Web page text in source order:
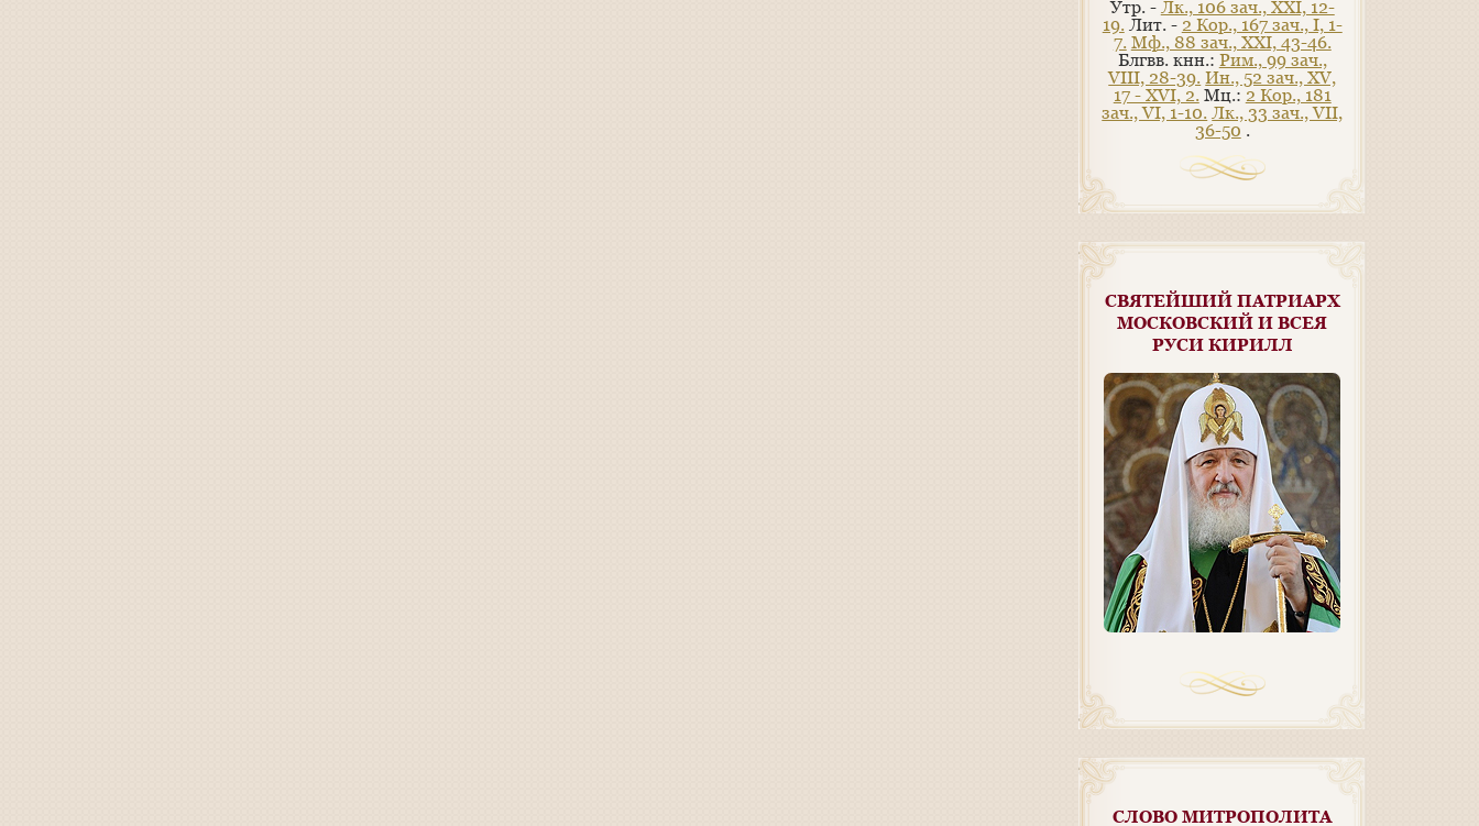
Утр. - Лк., 106 зач., XXI, 12-
19. Лит. - 2 Кор., 167 зач., I, 1-
7. Мф., 88 зач., XXI, 43-46.
Блгвв. кнн.: Рим., 99 зач.,
VIII, 28-39. Ин., 52 зач., XV,
17 - XVI, 2. Мц.: 2 Кор., 181
зач., VI, 1-10. Лк., 33 зач., VII,
36-50 .
СВЯТЕЙШИЙ ПАТРИАРХ
МОСКОВСКИЙ И ВСЕЯ
РУСИ КИРИЛЛ
СЛОВО МИТРОПОЛИТА